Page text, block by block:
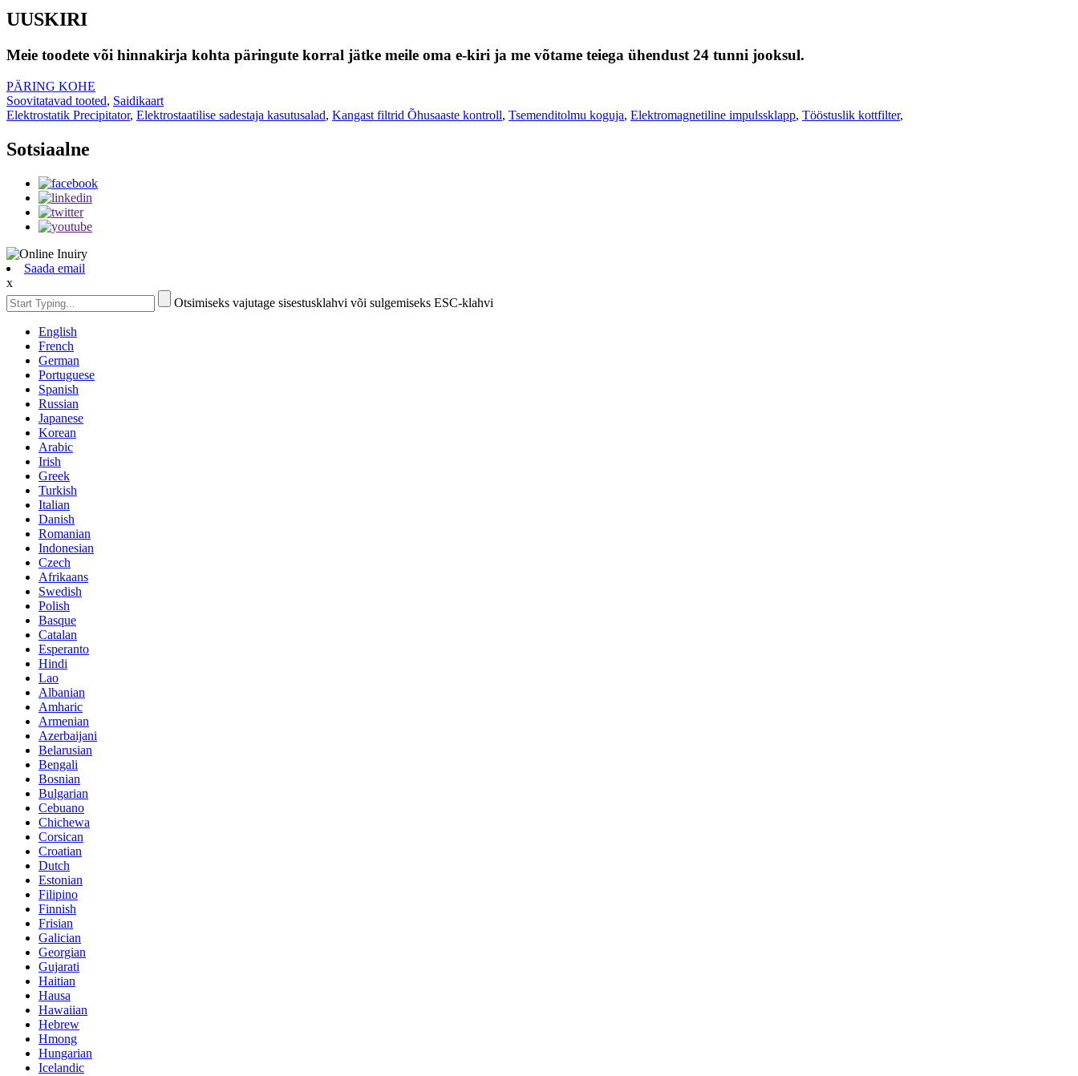
UUSKIRI
Meie toodete või hinnakirja kohta päringute korral jätke meile oma e-kiri ja me võtame teiega ühendust 24 tunni jooksul.
PÄRING KOHE
Soovitatavad tooted, Saidikaart
Elektrostatik Precipitator, Elektrostaatilise sadestaja kasutusalad, Kangast filtrid Õhusaaste kontroll, Tsemenditolmu koguja, Elektromagnetiline impulssklapp, Tööstuslik kottfilter,
Sotsiaalne
Saada email
x
Otsimiseks vajutage sisestusklahvi või sulgemiseks ESC-klahvi
English
French
German
Portuguese
Spanish
Russian
Japanese
Korean
Arabic
Irish
Greek
Turkish
Italian
Danish
Romanian
Indonesian
Czech
Afrikaans
Swedish
Polish
Basque
Catalan
Esperanto
Hindi
Lao
Albanian
Amharic
Armenian
Azerbaijani
Belarusian
Bengali
Bosnian
Bulgarian
Cebuano
Chichewa
Corsican
Croatian
Dutch
Estonian
Filipino
Finnish
Frisian
Galician
Georgian
Gujarati
Haitian
Hausa
Hawaiian
Hebrew
Hmong
Hungarian
Icelandic